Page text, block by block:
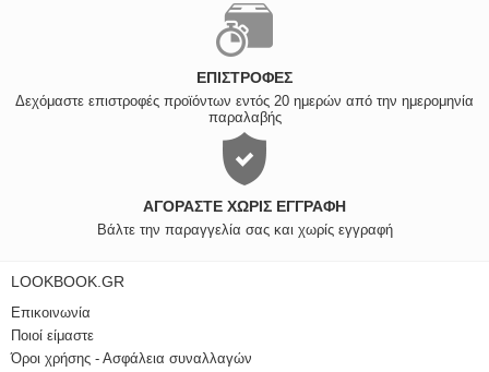
ΕΠΙΣΤΡΟΦΈΣ
Δεχόμαστε επιστροφές προϊόντων εντός 20 ημερών από την ημερομηνία
παραλαβής
ΑΓΟΡΆΣΤΕ ΧΩΡΊΣ ΕΓΓΡΑΦΉ
Βάλτε την παραγγελία σας και χωρίς εγγραφή
LOOKBOOK.GR
Επικοινωνία
Ποιοί είμαστε
Όροι χρήσης - Ασφάλεια συναλλαγών